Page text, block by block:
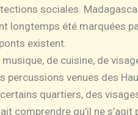
sociales.
longtemps été marquées
existent.
de cuisine, de
percussions venues des
quartiers, des
comprendre qu’il ne